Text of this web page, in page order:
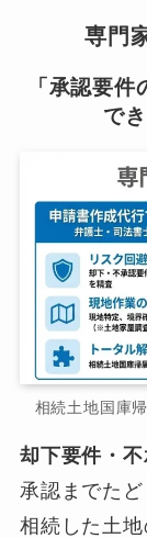
専門
「承認要
で
相続土地国庫
却下要件・
承認までた
相続した土